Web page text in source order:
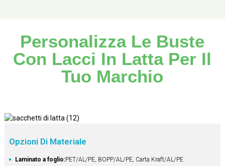
Personalizza Le Buste
Con Lacci In Latta Per Il
Tuo Marchio
Opzioni Di Materiale
Laminato a foglio:PET/AL/PE, BOPP/AL/PE, Carta Kraft/AL/PE